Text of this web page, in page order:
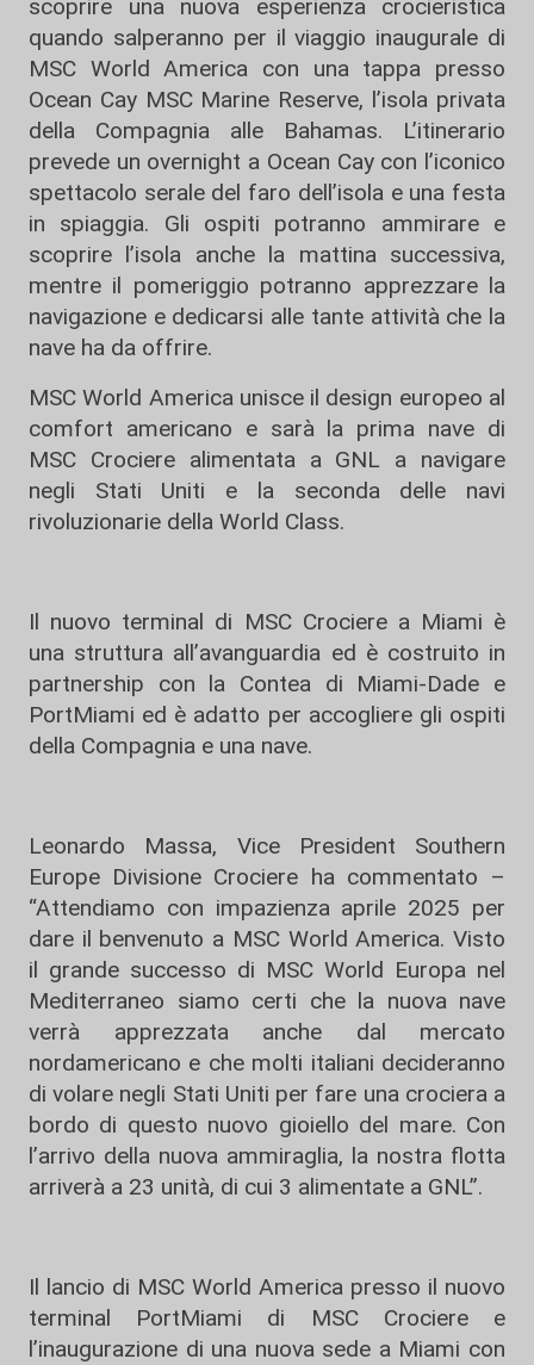
scoprire una nuova esperienza crocieristica
quando salperanno per il viaggio inaugurale di
MSC World America con una tappa presso
Ocean Cay MSC Marine Reserve, l’isola privata
della Compagnia alle Bahamas. L’itinerario
prevede un overnight a Ocean Cay con l’iconico
spettacolo serale del faro dell’isola e una festa
in spiaggia. Gli ospiti potranno ammirare e
scoprire l’isola anche la mattina successiva,
mentre il pomeriggio potranno apprezzare la
navigazione e dedicarsi alle tante attività che la
nave ha da offrire.
MSC World America unisce il design europeo al
comfort americano e sarà la prima nave di
MSC Crociere alimentata a GNL a navigare
negli Stati Uniti e la seconda delle navi
rivoluzionarie della World Class.
Il nuovo terminal di MSC Crociere a Miami è
una struttura all’avanguardia ed è costruito in
partnership con la Contea di Miami-Dade e
PortMiami ed è adatto per accogliere gli ospiti
della Compagnia e una nave.
Leonardo Massa, Vice President Southern
Europe Divisione Crociere ha commentato –
“Attendiamo con impazienza aprile 2025 per
dare il benvenuto a MSC World America. Visto
il grande successo di MSC World Europa nel
Mediterraneo siamo certi che la nuova nave
verrà apprezzata anche dal mercato
nordamericano e che molti italiani decideranno
di volare negli Stati Uniti per fare una crociera a
bordo di questo nuovo gioiello del mare. Con
l’arrivo della nuova ammiraglia, la nostra flotta
arriverà a 23 unità, di cui 3 alimentate a GNL”.
Il lancio di MSC World America presso il nuovo
terminal PortMiami di MSC Crociere e
l’inaugurazione di una nuova sede a Miami con